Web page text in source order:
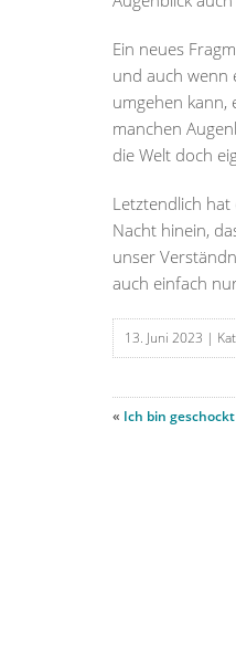
Ein neues
und auch wenn
umgehen kann,
manchen
die Welt doch
Letztendlich
Nacht hinein,
unser
auch einfach
13. Juni 2023 |
« Ich bin geschockt